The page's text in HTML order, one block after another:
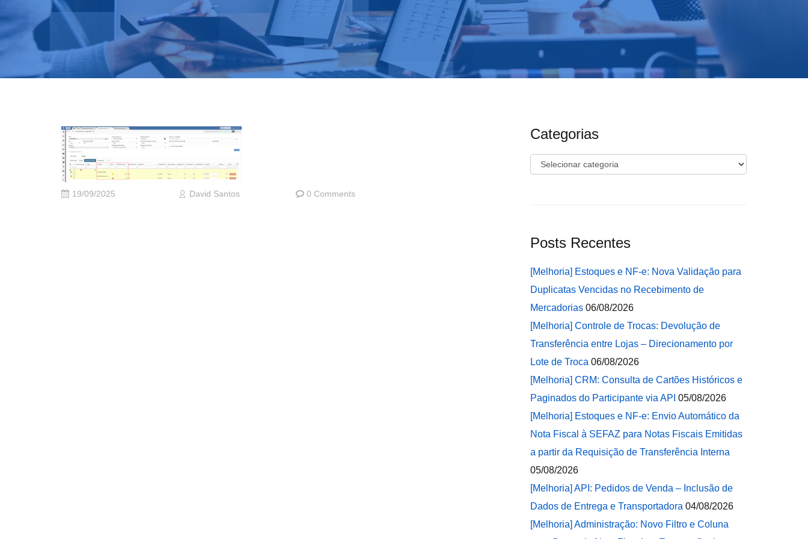
19/09/2025 David Santos 0 Comments
Categorias
Categorias
Posts Recentes
[Melhoria] Estoques e NF-e: Nova Validação para
Duplicatas Vencidas no Recebimento de
Mercadorias 06/08/2026
[Melhoria] Controle de Trocas: Devolução de
Transferência entre Lojas – Direcionamento por
Lote de Troca 06/08/2026
[Melhoria] CRM: Consulta de Cartões Históricos e
Paginados do Participante via API 05/08/2026
[Melhoria] Estoques e NF-e: Envio Automático da
Nota Fiscal à SEFAZ para Notas Fiscais Emitidas
a partir da Requisição de Transferência Interna
05/08/2026
[Melhoria] API: Pedidos de Venda – Inclusão de
Dados de Entrega e Transportadora 04/08/2026
[Melhoria] Administração: Novo Filtro e Coluna